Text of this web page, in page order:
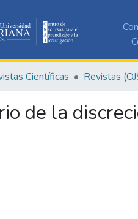
Científicas Revistas
de la